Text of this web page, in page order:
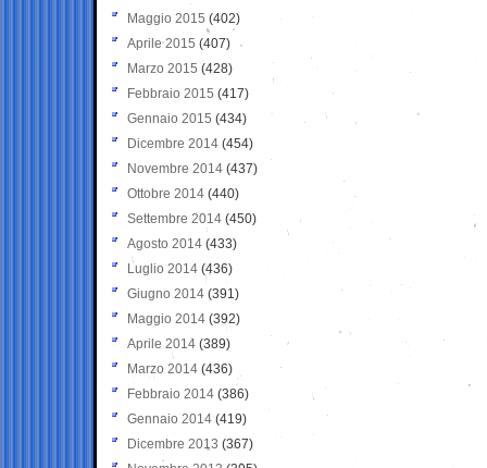
Maggio 2015 (402)
Aprile 2015 (407)
Marzo 2015 (428)
Febbraio 2015 (417)
Gennaio 2015 (434)
Dicembre 2014 (454)
Novembre 2014 (437)
Ottobre 2014 (440)
Settembre 2014 (450)
Agosto 2014 (433)
Luglio 2014 (436)
Giugno 2014 (391)
Maggio 2014 (392)
Aprile 2014 (389)
Marzo 2014 (436)
Febbraio 2014 (386)
Gennaio 2014 (419)
Dicembre 2013 (367)